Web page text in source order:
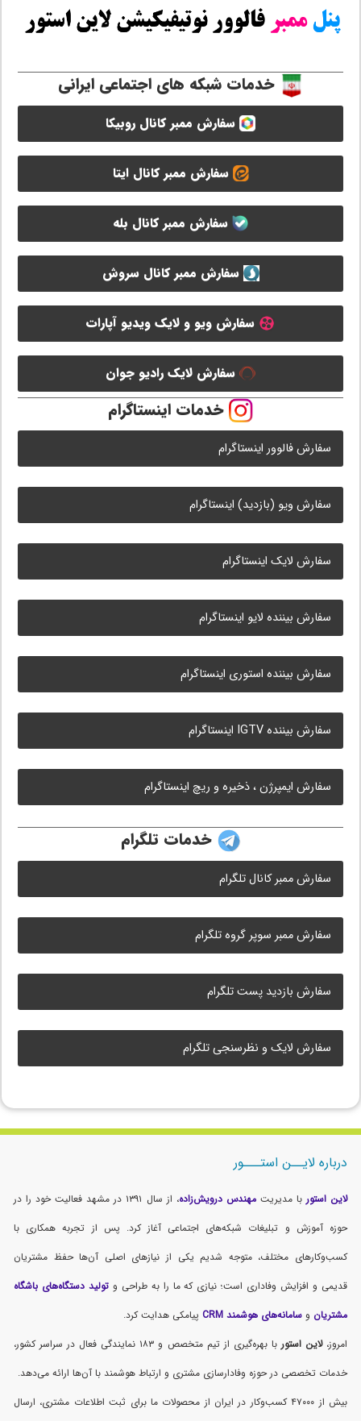
خدمات شبکه های اجتماعی ایرانی
سفارش ممبر کانال روبیکا
سفارش ممبر کانال ایتا
سفارش ممبر کانال بله
سفارش ممبر کانال سروش
سفارش ویو و لایک ویدیو آپارات
سفارش لایک رادیو جوان
خدمات اینستاگرام
سفارش فالوور اینستاگرام
سفارش ویو (بازدید) اینستاگرام
سفارش لایک اینستاگرام
سفارش بیننده لایو اینستاگرام
سفارش بیننده استوری اینستاگرام
سفارش بیننده IGTV اینستاگرام
سفارش ایمپرژن ، ذخیره و ریچ اینستاگرام
خدمات تلگرام
سفارش ممبر کانال تلگرام
سفارش ممبر سوپر گروه تلگرام
سفارش بازدید پست تلگرام
سفارش لایک و نظرسنجی تلگرام